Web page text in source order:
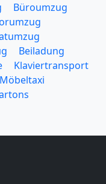
Büroumzug
Beiladung
Klaviertransport
Möbeltaxi